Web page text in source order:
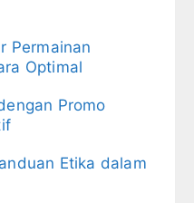
Permainan
Optimal
Promo
Etika dalam